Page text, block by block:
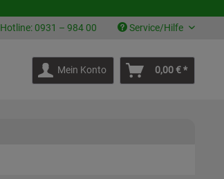
Hotline: 0931 – 984 00 Service/Hilfe
Mein Konto 0,00 € *